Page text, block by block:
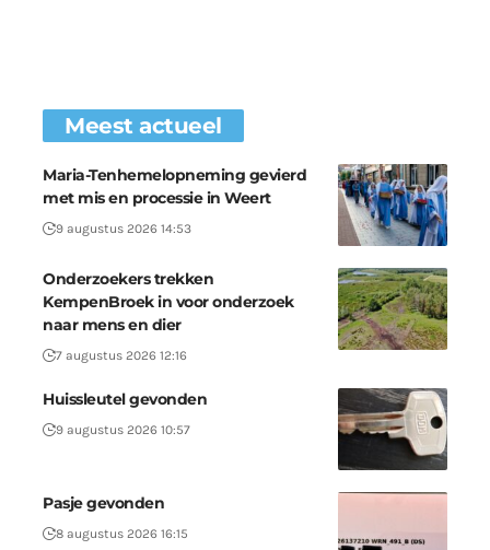
Meest actueel
Maria-Tenhemelopneming gevierd
met mis en processie in Weert
9 augustus 2026 14:53
Onderzoekers trekken
KempenBroek in voor onderzoek
naar mens en dier
7 augustus 2026 12:16
Huissleutel gevonden
9 augustus 2026 10:57
Pasje gevonden
8 augustus 2026 16:15